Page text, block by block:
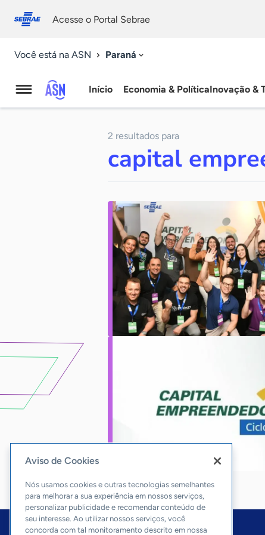
conosco
Acesse o Portal Sebrae
Você está na ASN Paraná
Agência
Notícias
Início Economia & PolíticaInovação &
2 resultados para
capital
Aviso de Cookies
Nós usamos cookies e outras tecnologias semelhantes
para melhorar a sua experiência em nossos serviços,
personalizar publicidade e recomendar conteúdo de
seu interesse. Ao utilizar nossos serviços, você
concorda com tal monitoramento descrito em nossa